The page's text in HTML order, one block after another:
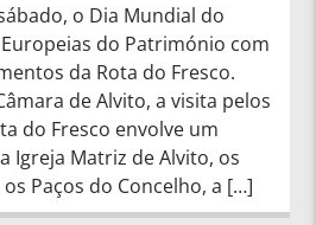
o Dia Mundial do
do Património com
da Rota do Fresco.
de Alvito, a visita pelos
do Fresco envolve um
Igreja Matriz de Alvito, os
Paços do Concelho, a […]